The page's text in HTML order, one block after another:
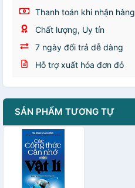
Thanh toán khi nhận hàng
Chất lượng, Uy tín
7 ngày đổi trả dễ dàng
Hỗ trợ xuất hóa đơn đỏ
SẢN PHẨM TƯƠNG TỰ